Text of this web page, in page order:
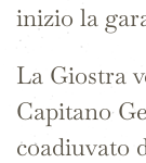
inizio la
La Giostra
Capitano
coadiuvato